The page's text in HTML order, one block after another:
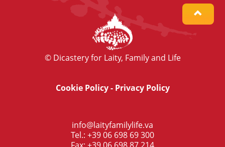
© Dicastery for Laity, Family and Life
Cookie Policy- Privacy Policy
info@laityfamilylife.va
Tel.: +39 06 698 69 300